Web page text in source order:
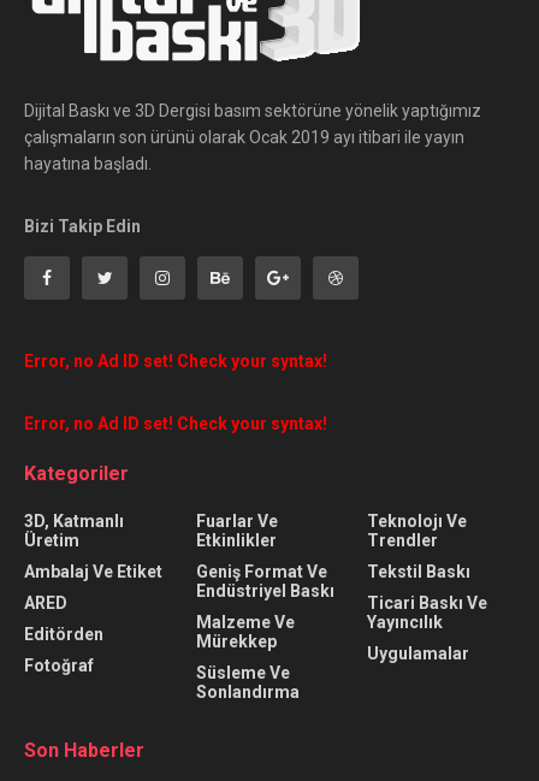
Dijital Baskı ve 3D Dergisi basım sektörüne yönelik yaptığımız
çalışmaların son ürünü olarak Ocak 2019 ayı itibari ile yayın
hayatına başladı.
Bizi Takip Edin
Error, no Ad ID set! Check your syntax!
Error, no Ad ID set! Check your syntax!
Kategoriler
3D, Katmanlı
Üretim
Ambalaj Ve Etiket
ARED
Editörden
Fotoğraf
Fuarlar Ve
Etkinlikler
Geniş Format Ve
Endüstriyel Baskı
Malzeme Ve
Mürekkep
Süsleme Ve
Sonlandırma
Teknolojı Ve
Trendler
Tekstil Baskı
Ticari Baskı Ve
Yayıncılık
Uygulamalar
Son Haberler